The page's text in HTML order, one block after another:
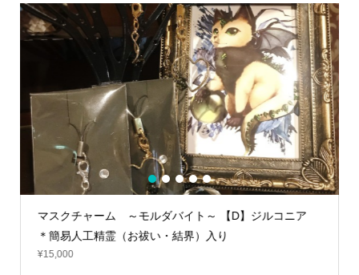
マスクチャーム ～モルダバイト～ 【D】ジルコニア
＊簡易人工精霊（お祓い・結界）入り
¥15,000
1 2 3 4 5